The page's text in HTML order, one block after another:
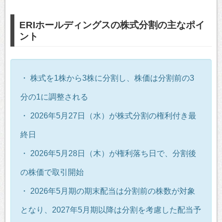
ERIホールディングスの株式分割の主なポイ
ント
・ 株式を1株から3株に分割し、株価は分割前の3
分の1に調整される
・ 2026年5月27日（水）が株式分割の権利付き最
終日
・ 2026年5月28日（木）が権利落ち日で、分割後
の株価で取引開始
・ 2026年5月期の期末配当は分割前の株数が対象
となり、2027年5月期以降は分割を考慮した配当予